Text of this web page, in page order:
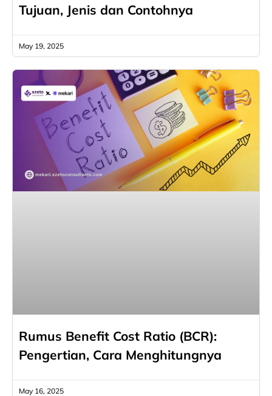
Tujuan, Jenis dan Contohnya
May 19, 2025
Rumus Benefit Cost Ratio (BCR):
Pengertian, Cara Menghitungnya
May 16, 2025